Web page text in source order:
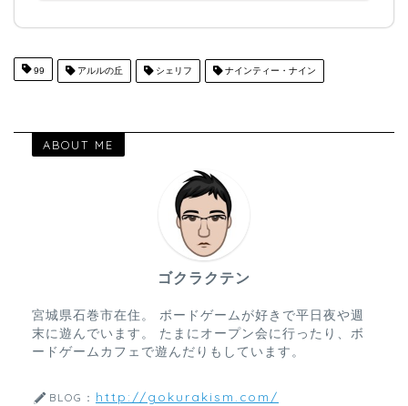
99 アルルの丘 シェリフ ナインティー・ナイン
ABOUT ME
ゴクラクテン
宮城県石巻市在住。 ボードゲームが好きで平日夜や週
末に遊んでいます。 たまにオープン会に行ったり、ボ
ードゲームカフェで遊んだりもしています。
BLOG： http://gokurakism.com/